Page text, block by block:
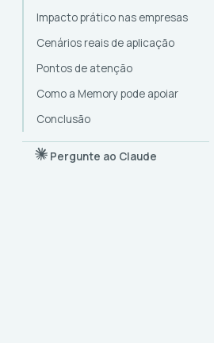
Impacto prático nas empresas
Cenários reais de aplicação
Pontos de atenção
Como a Memory pode apoiar
Conclusão
Pergunte ao Claude